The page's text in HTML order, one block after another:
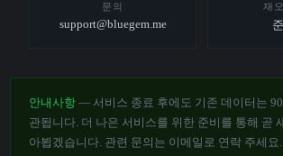
문의
support@bluegem.me
재
안내사항 — 서비스 종료 후에도 기존 데이터는
관됩니다. 더 나은 서비스를 위한 준비를 통해 곧
아뵙겠습니다. 관련 문의는 이메일로 연락 주세요.